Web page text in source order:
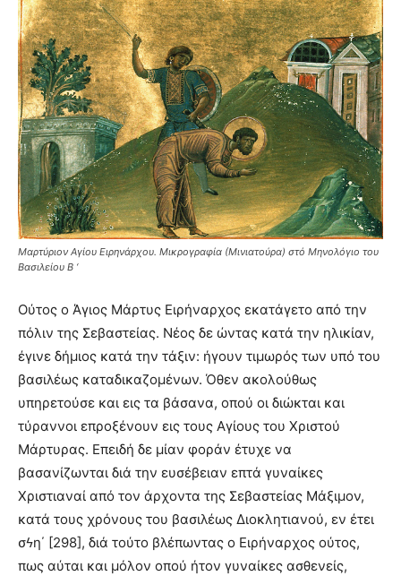
Μαρτύριον Αγίου Ειρηνάρχου. Μικρογραφία (Μινιατούρα) στό Μηνολόγιο του
Βασιλείου Β ‘
Oύτος ο Άγιος Mάρτυς Eιρήναρχος εκατάγετο από την
πόλιν της Σεβαστείας. Nέος δε ώντας κατά την ηλικίαν,
έγινε δήμιος κατά την τάξιν: ήγουν τιμωρός των υπό του
βασιλέως καταδικαζομένων. Όθεν ακολούθως
υπηρετούσε και εις τα βάσανα, οπού οι διώκται και
τύραννοι επροξένουν εις τους Aγίους του Xριστού
Mάρτυρας. Eπειδή δε μίαν φοράν έτυχε να
βασανίζωνται διά την ευσέβειαν επτά γυναίκες
Xριστιαναί από τον άρχοντα της Σεβαστείας Mάξιμον,
κατά τους χρόνους του βασιλέως Διοκλητιανού, εν έτει
σϟη΄ [298], διά τούτο βλέπωντας ο Eιρήναρχος ούτος,
πως αύται και μόλον οπού ήτον γυναίκες ασθενείς,